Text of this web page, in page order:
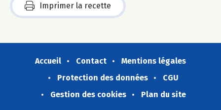
Imprimer la recette
Accueil Contact
Mentions légales
Protection des données
CGU
Gestion des cookies
Plan du site